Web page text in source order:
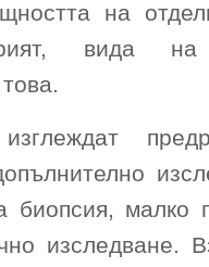
на
вида на
биопсия, малко
изследване.